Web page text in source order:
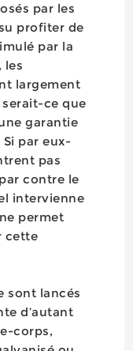
par les
profiter de
par la
les
largement
ce que
garantie
par eux-
pas
contre le
intervienne
permet
cette
sont lancés
d’autant
corps,